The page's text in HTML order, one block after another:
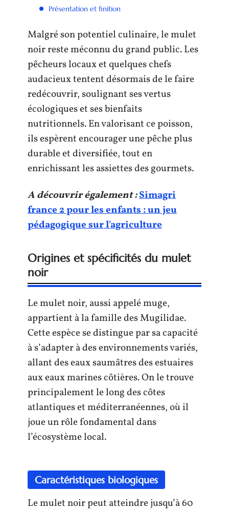
Présentation et finition
Malgré son potentiel culinaire, le mulet
noir reste méconnu du grand public. Les
pêcheurs locaux et quelques chefs
audacieux tentent désormais de le faire
redécouvrir, soulignant ses vertus
écologiques et ses bienfaits
nutritionnels. En valorisant ce poisson,
ils espèrent encourager une pêche plus
durable et diversifiée, tout en
enrichissant les assiettes des gourmets.
A découvrir également :Simagri
france 2 pour les enfants : un jeu
pédagogique sur l'agriculture
Origines et spécificités du mulet
noir
Le mulet noir, aussi appelé muge,
appartient à la famille des Mugilidae.
Cette espèce se distingue par sa capacité
à s’adapter à des environnements variés,
allant des eaux saumâtres des estuaires
aux eaux marines côtières. On le trouve
principalement le long des côtes
atlantiques et méditerranéennes, où il
joue un rôle fondamental dans
l’écosystème local.
Caractéristiques biologiques
Le mulet noir peut atteindre jusqu’à 60